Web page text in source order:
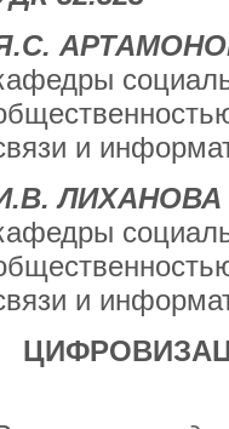
и
ЛИХАНОВА
и